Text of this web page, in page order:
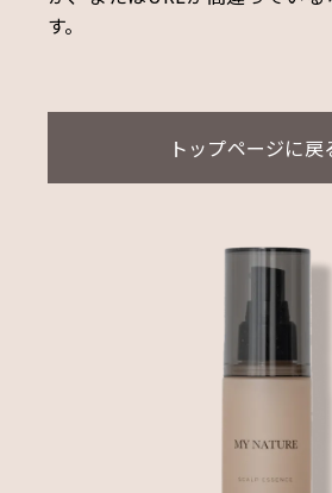
す。
トップページに戻